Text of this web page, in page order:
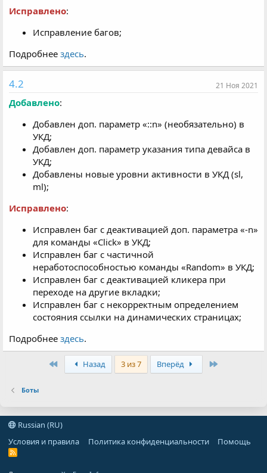
Исправлено:
Исправление багов;
Подробнее здесь.
4.2 21 Ноя 2021
Добавлено:
Добавлен доп. параметр «::n» (необязательно) в
УКД;
Добавлен доп. параметр указания типа девайса в
УКД;
Добавлены новые уровни активности в УКД (sl,
ml);
Исправлено:
Исправлен баг с деактивацией доп. параметра «-n»
для команды «Click» в УКД;
Исправлен баг с частичной
неработоспособностью команды «Random» в УКД;
Исправлен баг с деактивацией кликера при
переходе на другие вкладки;
Исправлен баг с некорректным определением
состояния ссылки на динамических страницах;
Подробнее здесь.
Назад 3 из 7 Вперёд
Боты
Russian (RU)
Условия и правила
Политика конфиденциальности Помощь
R